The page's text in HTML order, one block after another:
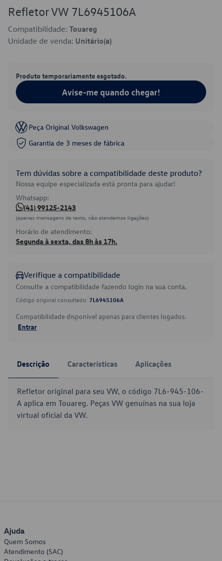
Refletor VW 7L6945106A
Compatibilidade: Touareg
Unidade de venda: Unitário(a)
Produto temporariamente esgotado.
Avise-me quando chegar!
Peça Original Volkswagen
Garantia de 3 meses de fábrica
Tem dúvidas sobre a compatibilidade deste produto?
Nossa equipe especializada está pronta para ajudar!
Whatsapp:
(41) 99125-2143
(apenas mensagens de texto, não atendemos ligações)
Horário de atendimento:
Segunda à sexta, das 8h às 17h.
Verifique a compatibilidade
Consulte a compatibilidade fazendo login na sua conta.
Código original consultado: 7L6945106A
Compatibilidade disponível apenas para clientes logados.
Entrar
Descrição Características Aplicações
Refletor original para seu VW, o código 7L6-945-106-
A aplica em Touareg. Peças VW genuínas na sua loja
virtual oficial da VW.
Ajuda
Quem Somos
Atendimento (SAC)